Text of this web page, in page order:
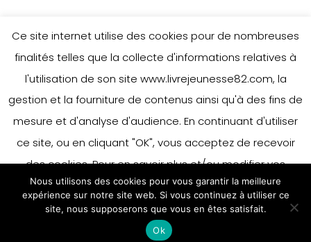
Ce site internet utilise des cookies pour de nombreuses
finalités telles que la collecte d'informations relatives à
l'utilisation de son site www.livrejeunesse82.com, la
gestion et la fourniture de contenus ainsi qu'à des fins de
mesure et d'analyse d'audience. En continuant d'utiliser
ce site, ou en cliquant "OK", vous acceptez de recevoir
des cookies. Pour en savoir plus et/ou modifier vos
préférences en matière de cookies, merci de vous référer
à notre politique sur les cookies.
Accepter
En savoir plus
Nous utilisons des cookies pour vous garantir la meilleure
expérience sur notre site web. Si vous continuez à utiliser ce
site, nous supposerons que vous en êtes satisfait.
Ok